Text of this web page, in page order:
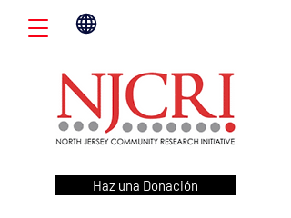
Haz una Donación